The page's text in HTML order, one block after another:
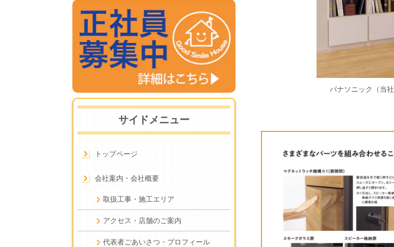
パナソニック（当
サイドメニュー
トップページ
会社案内・会社概要
取扱工事・施工エリア
アクセス・店舗のご案内
代表者ごあいさつ・プロフィール